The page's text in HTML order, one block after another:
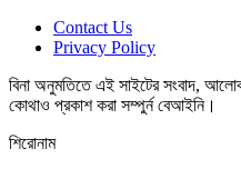
Contact Us
Privacy Policy
বিনা অনুমতিতে এই সাইটের সংবাদ,
কোথাও প্রকাশ করা সম্পুর্ন বেআইনি।
শিরোনাম